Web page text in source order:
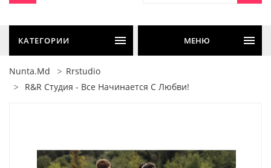
КАТЕГОРИИ МЕНЮ
Nunta.md
Rrstudio
R&R Студия - Все Начинается С Любви!